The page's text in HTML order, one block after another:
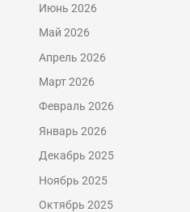
Июнь 2026
Май 2026
Апрель 2026
Март 2026
Февраль 2026
Январь 2026
Декабрь 2025
Ноябрь 2025
Октябрь 2025